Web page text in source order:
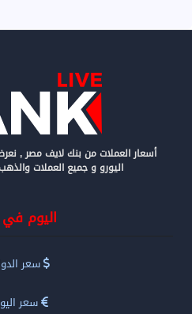
أسعار العملات من بنك لايف مصر ,
اليورو و جميع العملات
اليوم
سعر
سعر